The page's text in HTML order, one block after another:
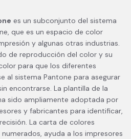
es un subconjunto del sistema
que es un espacio de color
y algunas otras industrias.
de reproducción del color y su
para que los diferentes
al sistema Pantone para asegurar
encontrarse. La plantilla de la
sido ampliamente adoptada por
y fabricantes para identificar,
La carta de colores
ayuda a los impresores